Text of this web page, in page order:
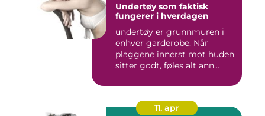
Undertøy som faktisk
fungerer i hverdagen
undertøy er grunnmuren i
enhver garderobe. Når
plaggene innerst mot huden
sitter godt, føles alt ann...
11. apr